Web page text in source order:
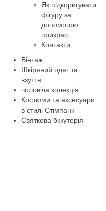
Як підкоригувати
фігуру за
допомогою
прикрас
Контакти
Вінтаж
Шкіряний одяг та
взуття
чоловіча колекція
Костюми та аксесуари
в стилі Стімпанк
Святкова біжутерія